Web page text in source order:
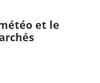
et le